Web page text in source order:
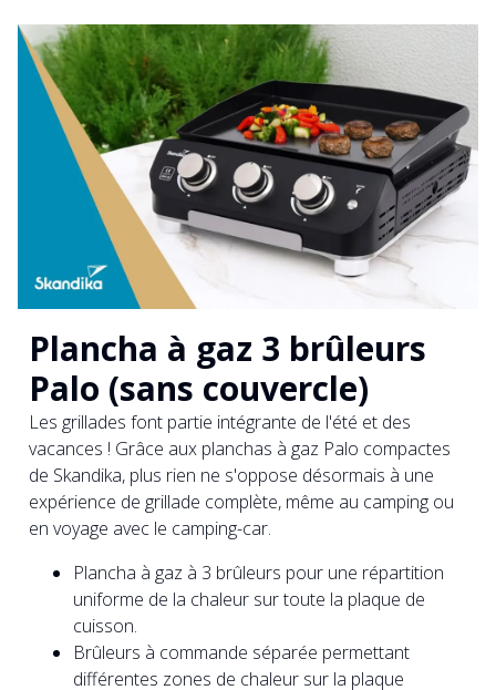
Plancha à gaz 3 brûleurs
Palo (sans couvercle)
Les grillades font partie intégrante de l'été et des
vacances ! Grâce aux planchas à gaz Palo compactes
de Skandika, plus rien ne s'oppose désormais à une
expérience de grillade complète, même au camping ou
en voyage avec le camping-car.
Plancha à gaz à 3 brûleurs pour une répartition
uniforme de la chaleur sur toute la plaque de
cuisson.
Brûleurs à commande séparée permettant
différentes zones de chaleur sur la plaque